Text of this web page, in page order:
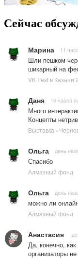
Сейчас
Марина 11
Шли пешком
шикарный на
VK Fest в Казани
Даня 16 часов
Много
Концепты
Выставка
Ольга день
Спасибо
Алмазный фонд
Ольга день
можно ли
Алмазный фонд
Анастасия
Да, конечно,
организаторы